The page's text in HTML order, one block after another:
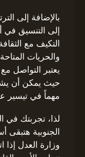
بالإضافة إلى
إلى التنسيق في
التكيف مع
والحريات
يعتبر التواصل مع
حيث يمكن أن
مهماً في تيسير
لذا، تجربتك في
الجنوبية
وزارة العدل إذا